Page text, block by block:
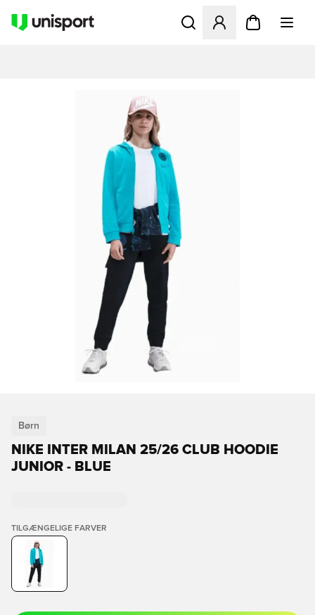
Åbner en Modal til at
Børn
NIKE INTER MILAN 25/26 CLUB HOODIE
JUNIOR - BLUE
TILGÆNGELIGE FARVER